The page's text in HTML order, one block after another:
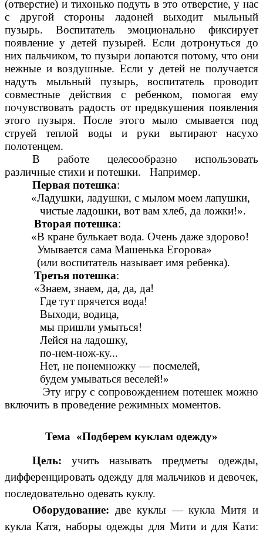
(отверстие) и тихонько подуть в это отверстие, у нас
с другой стороны ладоней выходит мыльный
пузырь. Воспитатель эмоционально фиксирует
появление у детей пузырей. Если дотронуться до
них пальчиком, то пузыри лопаются потому, что они
нежные и воздушные. Если у детей не получается
надуть мыльный пузырь, воспитатель проводит
совместные действия с ребенком, помогая ему
почувствовать радость от предвкушения появления
этого пузыря. После этого мыло смывается под
струей теплой воды и руки вытирают насухо
полотенцем.
В работе целесообразно использовать
различные стихи и потешки. Например.
Первая потешка:
«Ладушки, ладушки, с мылом моем лапушки,
чистые ладошки, вот вам хлеб, да ложки!».
Вторая потешка:
«В кране булькает вода. Очень даже здорово!
Умывается сама Машенька Егорова»
(или воспитатель называет имя ребенка).
Третья потешка:
«Знаем, знаем, да, да, да!
Где тут прячется вода!
Выходи, водица,
мы пришли умыться!
Лейся на ладошку,
по-нем-нож-ку...
Нет, не понемножку — посмелей,
будем умываться веселей!»
Эту игру с сопровождением потешек можно
включить в проведение режимных моментов.
Тема «Подберем куклам одежду»
Цель:учить называть предметы одежды,
дифференцировать одежду для мальчиков и девочек,
последовательно одевать куклу.
Оборудование: две куклы — кукла Митя и
кукла Катя, наборы одежды для Мити и для Кати: